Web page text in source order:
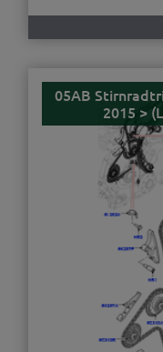
05AB
2015 >